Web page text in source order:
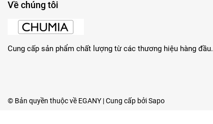
Về chúng tôi
Cung cấp sản phẩm chất lượng từ các thương hiệu hàng đầu.
© Bản quyền thuộc về EGANY | Cung cấp bởiSapo